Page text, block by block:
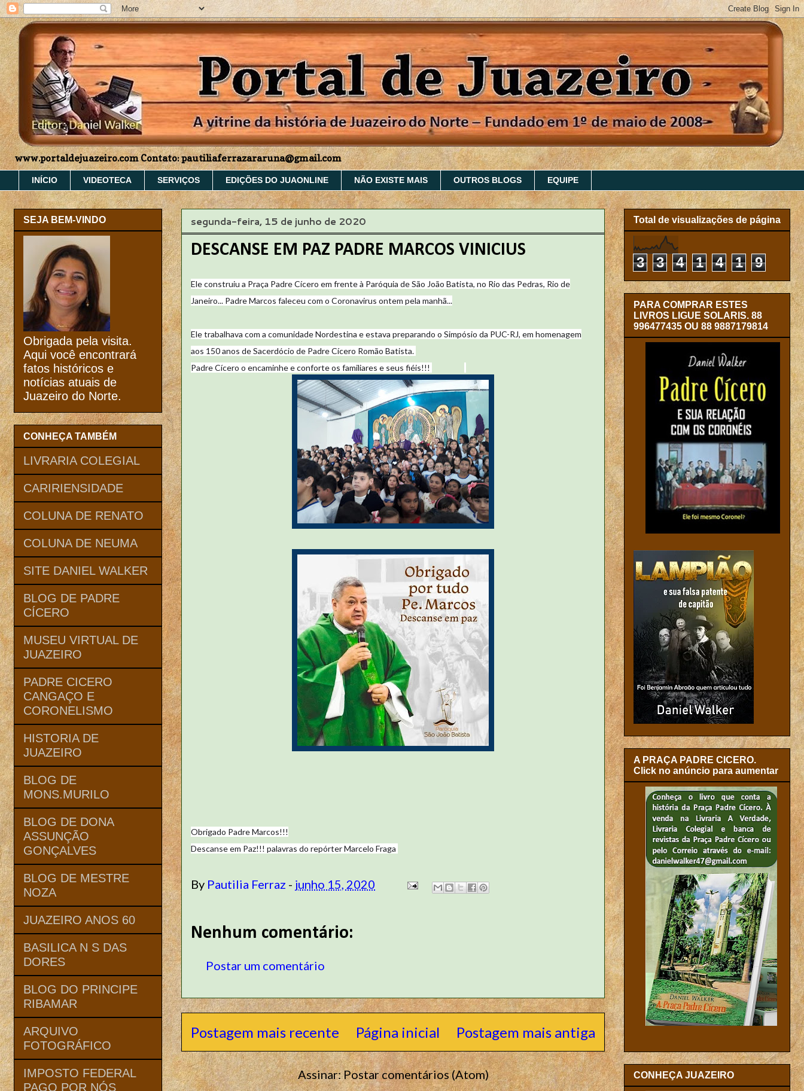
www.portaldejuazeiro.com Contato: pautiliaferrazararuna@gmail.com
INÍCIO VIDEOTECA SERVIÇOS EDIÇÕES DO JUAONLINE NÃO EXISTE MAIS OUTROS BLOGS EQUIPE
segunda-feira, 15 de junho de 2020
DESCANSE EM PAZ PADRE MARCOS VINICIUS
Ele construiu a Praça Padre Cícero em frente à Paróquia de São João Batista, no Rio das Pedras, Rio de
Janeiro... Padre Marcos faleceu com o Coronavirus ontem pela manhã...
Ele trabalhava com a comunidade Nordestina e estava preparando o Simpósio da PUC-RJ, em homenagem
aos 150 anos de Sacerdócio de Padre Cícero Romão Batista.
Padre Cícero o encaminhe e conforte os familiares e seus fiéis!!!
Obrigado Padre Marcos!!!
Descanse em Paz!!! palavras do repórter Marcelo Fraga
By Pautilia Ferraz - junho 15, 2020
Nenhum comentário:
Postar um comentário
Postagem mais recente Postagem mais antiga
Página inicial
Assinar:Postar comentários (Atom)
SEJA BEM-VINDO
Obrigada pela visita.
Aqui você encontrará
fatos históricos e
notícias atuais de
Juazeiro do Norte.
CONHEÇA TAMBÉM
LIVRARIA COLEGIAL
CARIRIENSIDADE
COLUNA DE RENATO
COLUNA DE NEUMA
SITE DANIEL WALKER
BLOG DE PADRE
CÍCERO
MUSEU VIRTUAL DE
JUAZEIRO
PADRE CICERO
CANGAÇO E
CORONELISMO
HISTORIA DE
JUAZEIRO
BLOG DE
MONS.MURILO
BLOG DE DONA
ASSUNÇÃO
GONÇALVES
BLOG DE MESTRE
NOZA
JUAZEIRO ANOS 60
BASILICA N S DAS
DORES
BLOG DO PRINCIPE
RIBAMAR
ARQUIVO
FOTOGRÁFICO
IMPOSTO FEDERAL
PAGO POR NÓS
Total de visualizações de página
3 3 4 1 4 1 9
PARA COMPRAR ESTES
LIVROS LIGUE SOLARIS. 88
996477435 OU 88 9887179814
A PRAÇA PADRE CICERO.
Click no anúncio para aumentar
CONHEÇA JUAZEIRO